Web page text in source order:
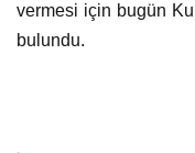
vermesi için bugün
bulundu.